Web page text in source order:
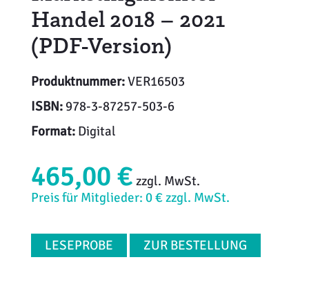
Handel 2018 – 2021
(PDF-Version)
Produktnummer:VER16503
ISBN:978-3-87257-503-6
Format:Digital
465,00 € zzgl. MwSt.
Preis für Mitglieder: 0 € zzgl. MwSt.
LESEPROBE ZUR BESTELLUNG